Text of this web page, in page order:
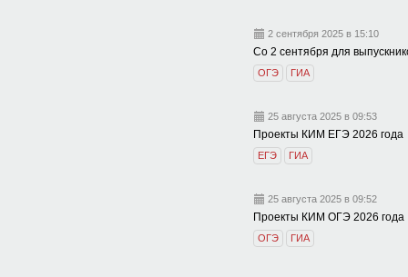
2 сентября 2025 в 15:10
Со 2 сентября для
ОГЭ ГИА
25 августа 2025 в 09:53
Проекты КИМ ЕГЭ 2026 года
ЕГЭ ГИА
25 августа 2025 в 09:52
Проекты КИМ ОГЭ 2026 года
ОГЭ ГИА